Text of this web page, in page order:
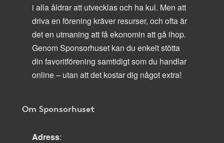
i alla åldrar att utvecklas och ha kul. Men att
driva en förening kräver resurser, och ofta är
det en utmaning att få ekonomin att gå ihop.
Genom Sponsorhuset kan du enkelt stötta
din favoritförening samtidigt som du handlar
online – utan att det kostar dig något extra!
Om Sponsorhuset
Adress: